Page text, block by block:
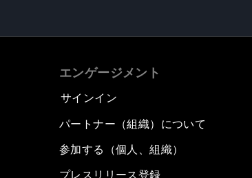
エンゲージメント
サインイン
パートナー（組織）について
参加する（個人、組織）
プレスリリース登録